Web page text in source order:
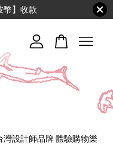
幣】收款
設計師品牌 體驗購物樂
空的。